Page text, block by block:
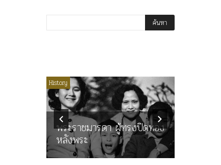
History
พระราชมารดา ผู้ทรงปิดทอง
หลังพระ